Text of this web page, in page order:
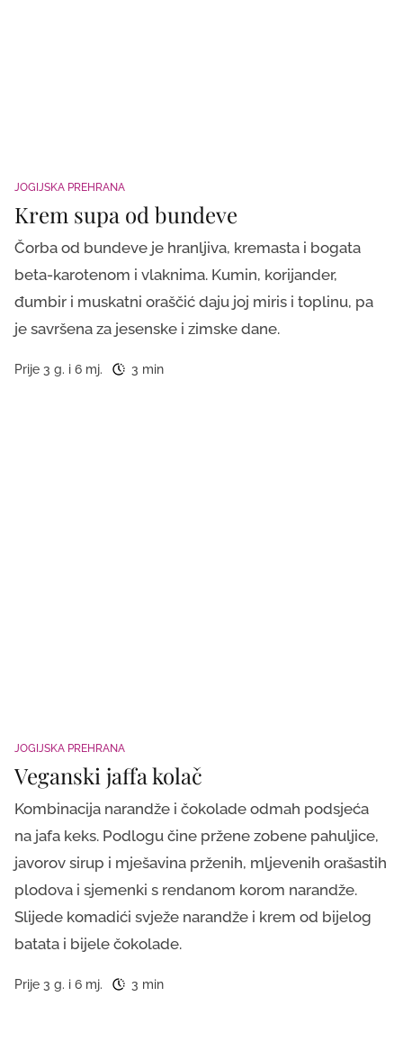
JOGIJSKA PREHRANA
Krem supa od bundeve
Čorba od bundeve je hranljiva, kremasta i bogata
beta-karotenom i vlaknima. Kumin, korijander,
đumbir i muskatni oraščić daju joj miris i toplinu, pa
je savršena za jesenske i zimske dane.
Prije 3 g. i 6 mj. 3 min
JOGIJSKA PREHRANA
Veganski jaffa kolač
Kombinacija narandže i čokolade odmah podsjeća
na jafa keks. Podlogu čine pržene zobene pahuljice,
javorov sirup i mješavina prženih, mljevenih orašastih
plodova i sjemenki s rendanom korom narandže.
Slijede komadići svježe narandže i krem od bijelog
batata i bijele čokolade.
Prije 3 g. i 6 mj. 3 min